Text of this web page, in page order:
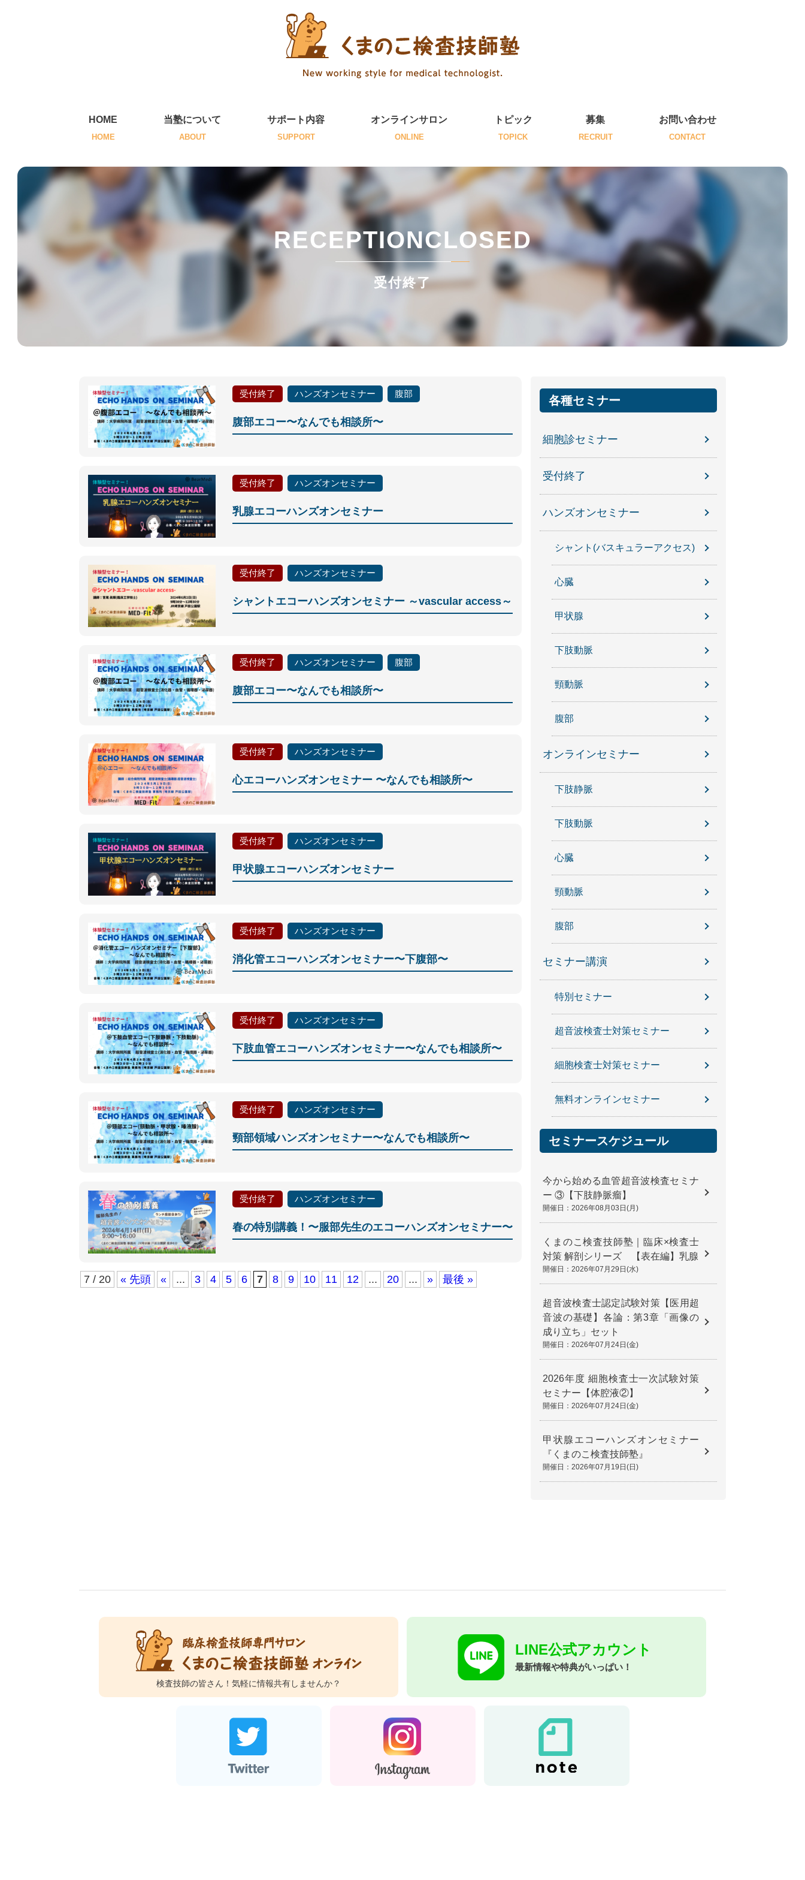
HOME
HOME
当塾について
ABOUT
サポート内容
SUPPORT
オンラインサロン
ONLINE
トピック
TOPICK
募集
RECRUIT
お問い合わせ
CONTACT
RECEPTIONCLOSED
受付終了
受付終了 ハンズオンセミナー 腹部
腹部エコー〜なんでも相談所〜
受付終了 ハンズオンセミナー
乳腺エコーハンズオンセミナー
受付終了 ハンズオンセミナー
シャントエコーハンズオンセミナー ～vascular access～
受付終了 ハンズオンセミナー 腹部
腹部エコー〜なんでも相談所〜
受付終了 ハンズオンセミナー
心エコーハンズオンセミナー 〜なんでも相談所〜
受付終了 ハンズオンセミナー
甲状腺エコーハンズオンセミナー
受付終了 ハンズオンセミナー
消化管エコーハンズオンセミナー〜下腹部〜
受付終了 ハンズオンセミナー
下肢血管エコーハンズオンセミナー〜なんでも相談所〜
受付終了 ハンズオンセミナー
頸部領域ハンズオンセミナー〜なんでも相談所〜
受付終了 ハンズオンセミナー
春の特別講義！〜服部先生のエコーハンズオンセミナー〜
7 / 20 « 先頭 « ... 3 4 5 6 7 8 9 10 11 12 ... 20 ... » 最後 »
各種セミナー
細胞診セミナー
受付終了
ハンズオンセミナー
シャント(バスキュラーアクセス)
心臓
甲状腺
下肢動脈
頸動脈
腹部
オンラインセミナー
下肢静脈
下肢動脈
心臓
頸動脈
腹部
セミナー講演
特別セミナー
超音波検査士対策セミナー
細胞検査士対策セミナー
無料オンラインセミナー
セミナースケジュール
今から始める血管超音波検査セミナ
ー ③【下肢静脈瘤】
開催日：2026年08月03日(月)
くまのこ検査技師塾｜臨床×検査士
対策 解剖シリーズ 【表在編】乳腺
開催日：2026年07月29日(水)
超音波検査士認定試験対策【医用超
音波の基礎】各論：第3章「画像の
成り立ち」セット
開催日：2026年07月24日(金)
2026年度 細胞検査士一次試験対策
セミナー【体腔液②】
開催日：2026年07月24日(金)
甲状腺エコーハンズオンセミナー
『くまのこ検査技師塾』
開催日：2026年07月19日(日)
検査技師の皆さん！ 気軽に情報共有しませんか？
LINE公式アカウント
最新情報や特典がいっぱい！